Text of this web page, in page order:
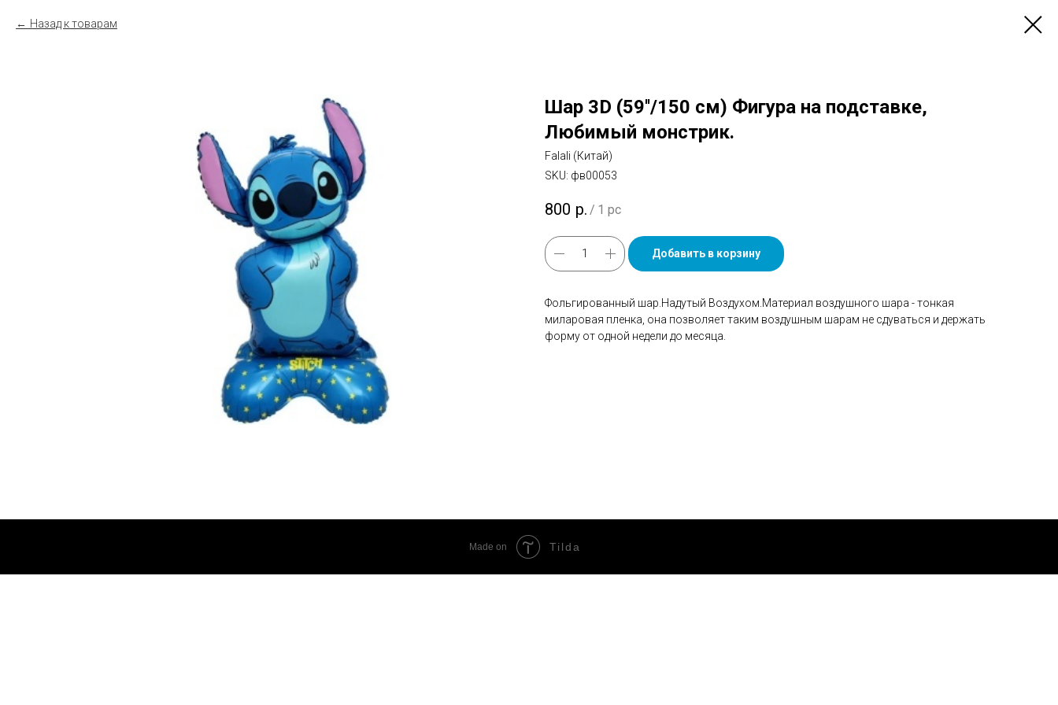
Назад к товарам
Шар 3D (59''/150 см) Фигура на подставке,
Любимый монстрик.
Falali (Китай)
SKU: фв00053
800 р. / 1 pc
Добавить в корзину
Фольгированный шар.Надутый Воздухом.Материал воздушного шара - тонкая
миларовая пленка, она позволяет таким воздушным шарам не сдуваться и держать
форму от одной недели до месяца.
Made on Tilda